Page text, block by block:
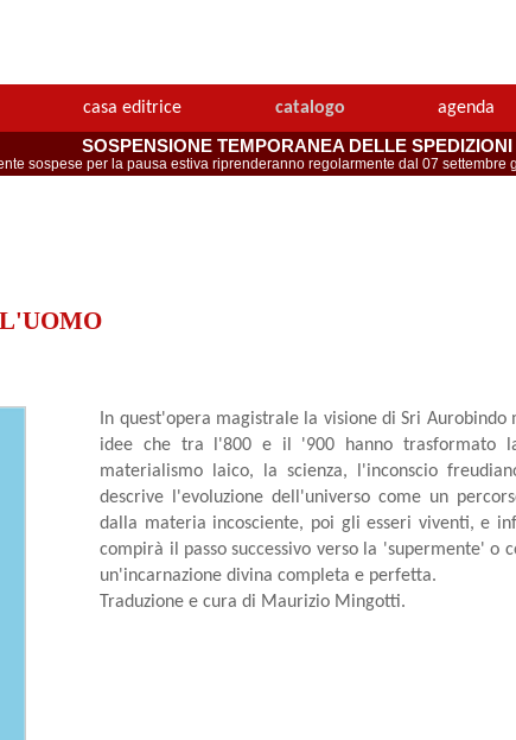
casa editrice catalogo agenda
SOSPENSIONE TEMPORANEA DELLE SPEDIZIONI
sospese per la pausa estiva riprenderanno regolarmente dal 07 settembre
In quest'opera magistrale la visione di Sri
idee che tra l'800 e il '900 hanno trasformato
materialismo laico, la scienza, l'inconscio
descrive l'evoluzione dell'universo come un
dalla materia incosciente, poi gli esseri viventi, e
compirà il passo successivo verso la 'supermente' o
un'incarnazione divina completa e perfetta.
Traduzione e cura di Maurizio Mingotti.